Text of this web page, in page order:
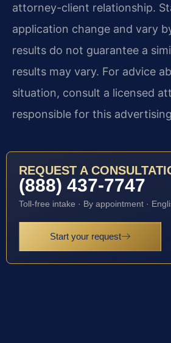
attorney-client relationship.
application change and vary
results do not guarantee a
results may vary. For advice
situation, consult a licensed
responsible for this
REQUEST A
(888) 437-7747
Toll-free intake · By appointment ·
Start your request